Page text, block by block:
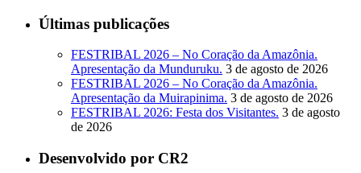
Últimas publicações
FESTRIBAL 2026 – No Coração da Amazônia.
Apresentação da Munduruku. 3 de agosto de 2026
FESTRIBAL 2026 – No Coração da Amazônia.
Apresentação da Muirapinima. 3 de agosto de 2026
FESTRIBAL 2026: Festa dos Visitantes. 3 de agosto
de 2026
Desenvolvido por CR2